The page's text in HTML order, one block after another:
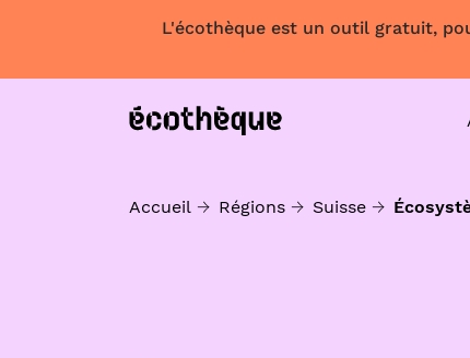
L'écothèque est un outil gratuit,
Accueil Régions Suisse